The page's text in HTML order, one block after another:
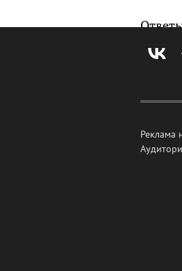
Реклама